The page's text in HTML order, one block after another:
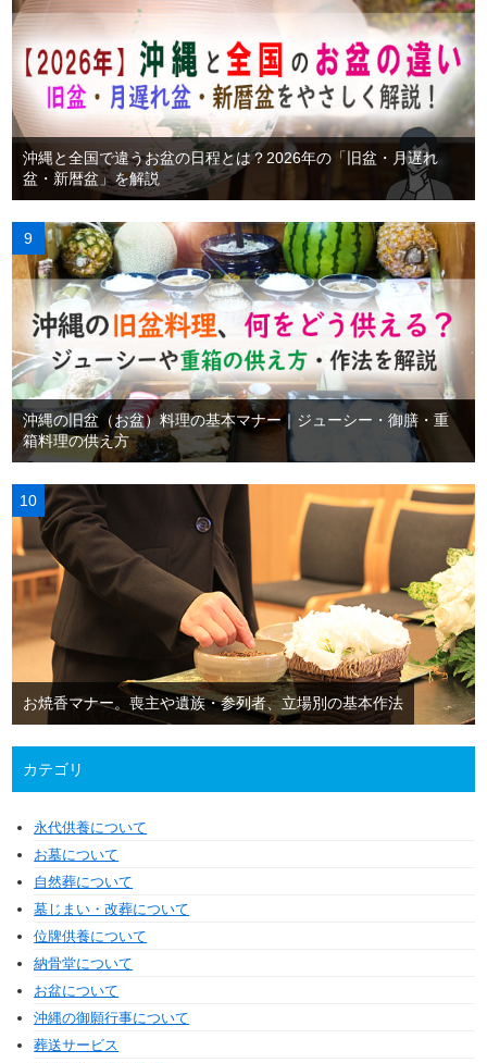
沖縄と全国で違うお盆の日程とは？2026年の「旧盆・月遅れ
盆・新暦盆」を解説
沖縄の旧盆（お盆）料理の基本マナー｜ジューシー・御膳・重
箱料理の供え方
お焼香マナー。喪主や遺族・参列者、立場別の基本作法
カテゴリ
永代供養について
お墓について
自然葬について
墓じまい・改葬について
位牌供養について
納骨堂について
お盆について
沖縄の御願行事について
葬送サービス